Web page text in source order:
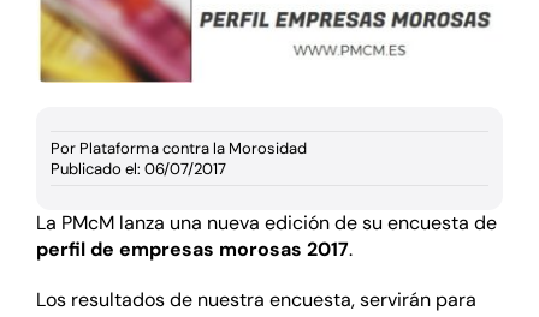
Por Plataforma contra la Morosidad
Publicado el: 06/07/2017
La PMcMlanza una nueva edición de su encuesta de
perfil de empresas morosas 2017.
Los resultados de nuestra encuesta, ​servirán para